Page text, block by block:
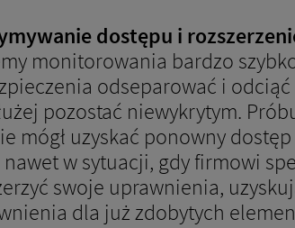
dostępu i
monitorowania bardzo
odseparować i
pozostać niewykrytym.
mógł uzyskać ponowny
nawet w sytuacji, gdy firmowi
swoje uprawnienia,
dla już zdobytych